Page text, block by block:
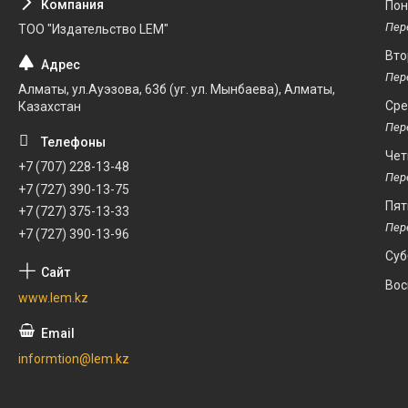
ТОО "Издательство LEM"
Алматы, ул.Ауэзова, 63б (уг. ул. Мынбаева), Алматы,
Казахстан
+7 (707) 228-13-48
+7 (727) 390-13-75
+7 (727) 375-13-33
+7 (727) 390-13-96
www.lem.kz
informtion@lem.kz